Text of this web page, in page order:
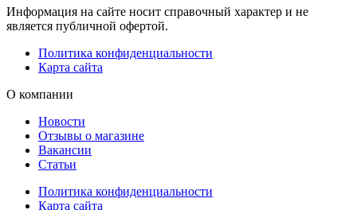
Информация на сайте носит справочный характер и не
является публичной офертой.
Политика конфиденциальности
Карта сайта
О компании
Новости
Отзывы о магазине
Вакансии
Статьи
Политика конфиденциальности
Карта сайта